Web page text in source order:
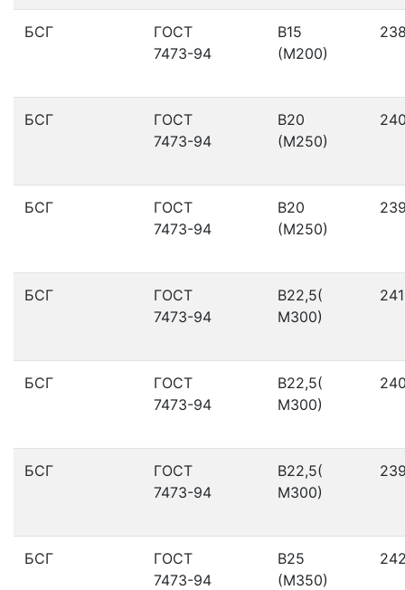
БСГ
ГОСТ
7473-94
В15
(М200)
БСГ
ГОСТ
7473-94
В20
(М250)
БСГ
ГОСТ
7473-94
В20
(М250)
БСГ
ГОСТ
7473-94
В22,5(
М300)
БСГ
ГОСТ
7473-94
В22,5(
М300)
БСГ
ГОСТ
7473-94
В22,5(
М300)
БСГ
ГОСТ
7473-94
В25
(М350)